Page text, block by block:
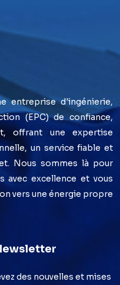
entreprise d'ingénierie,
(EPC) de confiance,
offrant une expertise
un service fiable et
Nous sommes là pour
avec excellence et vous
vers une énergie propre
des nouvelles et mises